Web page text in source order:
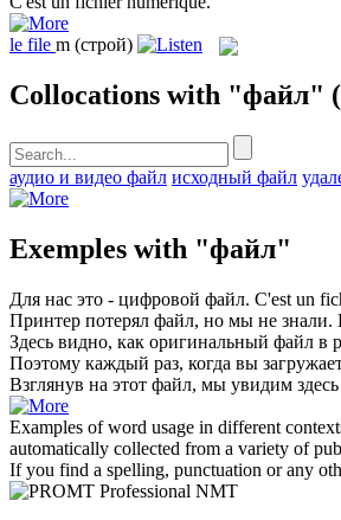
le file m (строй)
Collocations with "файл"
аудио и видео файл исходный файл
Exemples with "файл"
Для нас это - цифровой файл. C'est un
Принтер потерял файл, но мы не знали.
Здесь видно, как оригинальный файл в
Поэтому каждый раз, когда вы
Взглянув на этот файл, мы увидим
Examples of word usage in different
automatically collected from a variety of
If you find a spelling, punctuation or any